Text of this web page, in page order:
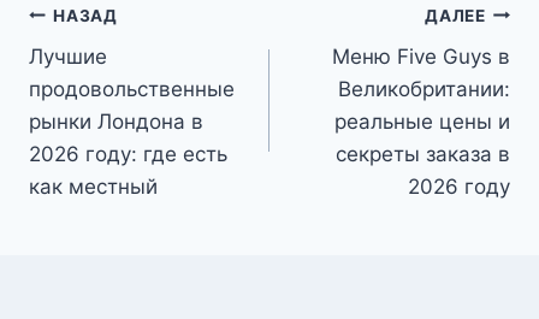
Навигация
по
записям
НАЗАД
Лучшие
продовольственные
рынки Лондона в
2026 году: где есть
как местный
ДАЛЕЕ
Меню Five Guys в
Великобритании:
реальные цены и
секреты заказа в
2026 году